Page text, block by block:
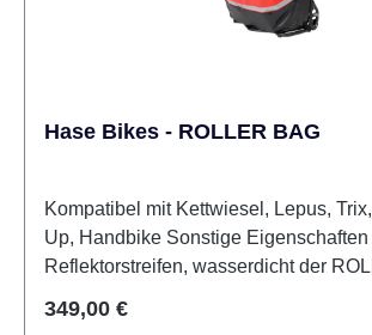
Hase Bikes - ROLLER BAG
Kompatibel mit Kettwiesel, Lepus,
Up, Handbike Sonstige Eigenschaften 70 l,
Reflektorstreifen, wasserdicht der
Regulärer Preis:
349,00 €